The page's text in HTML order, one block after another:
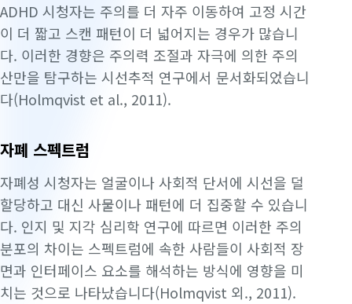
ADHD 시청자는 주의를 더 자주 이동하여 고정 시간
이 더 짧고 스캔 패턴이 더 넓어지는 경우가 많습니
다. 이러한 경향은 주의력 조절과 자극에 의한 주의
산만을 탐구하는 시선추적 연구에서 문서화되었습니
다(Holmqvist et al., 2011).
자폐 스펙트럼
자폐성 시청자는 얼굴이나 사회적 단서에 시선을 덜
할당하고 대신 사물이나 패턴에 더 집중할 수 있습니
다. 인지 및 지각 심리학 연구에 따르면 이러한 주의
분포의 차이는 스펙트럼에 속한 사람들이 사회적 장
면과 인터페이스 요소를 해석하는 방식에 영향을 미
치는 것으로 나타났습니다(Holmqvist 외., 2011).